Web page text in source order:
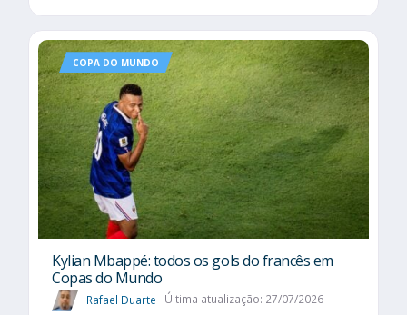
COPA DO MUNDO
Kylian Mbappé: todos os gols do francês em
Copas do Mundo
Rafael Duarte Última atualização: 27/07/2026